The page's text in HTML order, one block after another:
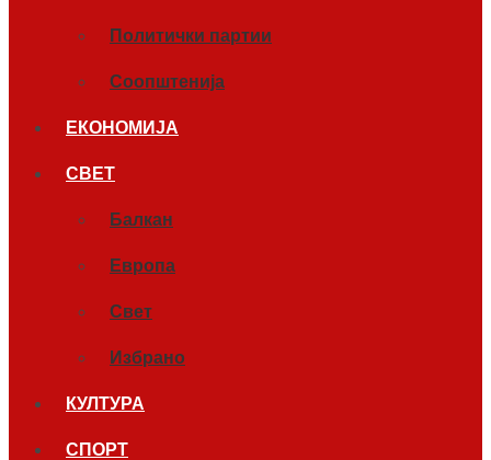
Политички партии
Соопштенија
ЕКОНОМИЈА
СВЕТ
Балкан
Европа
Свет
Избрано
КУЛТУРА
СПОРТ